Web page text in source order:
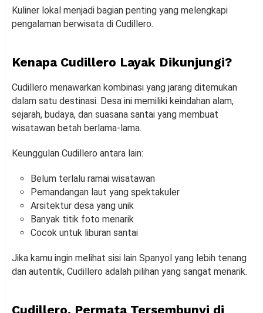
Kuliner lokal menjadi bagian penting yang melengkapi
pengalaman berwisata di Cudillero.
Kenapa Cudillero Layak Dikunjungi?
Cudillero menawarkan kombinasi yang jarang ditemukan
dalam satu destinasi. Desa ini memiliki keindahan alam,
sejarah, budaya, dan suasana santai yang membuat
wisatawan betah berlama-lama.
Keunggulan Cudillero antara lain:
Belum terlalu ramai wisatawan
Pemandangan laut yang spektakuler
Arsitektur desa yang unik
Banyak titik foto menarik
Cocok untuk liburan santai
Jika kamu ingin melihat sisi lain Spanyol yang lebih tenang
dan autentik, Cudillero adalah pilihan yang sangat menarik.
Cudillero, Permata Tersembunyi di